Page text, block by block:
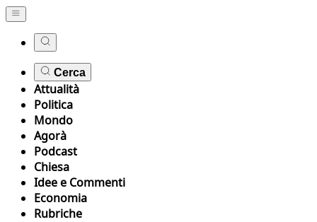
Cerca
Attualità
Politica
Mondo
Agorà
Podcast
Chiesa
Idee e Commenti
Economia
Rubriche